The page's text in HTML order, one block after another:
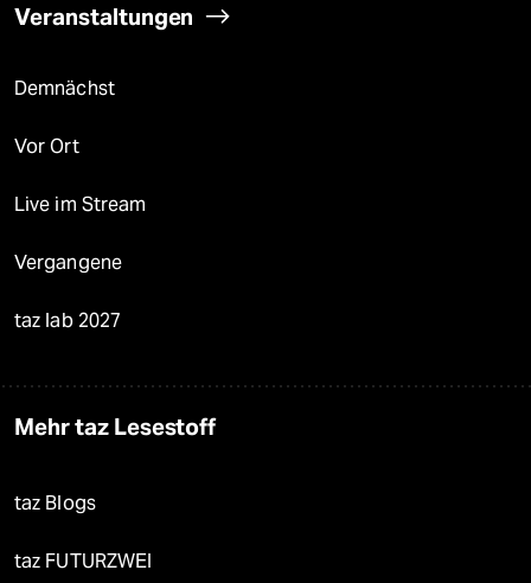
Veranstaltungen
Demnächst
Vor Ort
Live im Stream
Vergangene
taz lab 2027
Mehr taz Lesestoff
taz Blogs
taz FUTURZWEI